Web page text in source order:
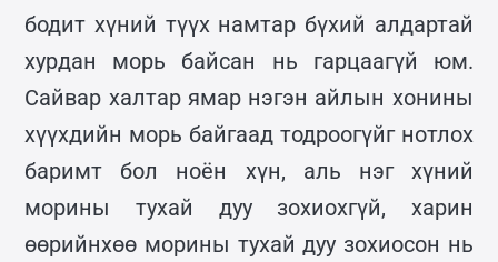
бодит хүний түүх намтар бүхий алдартай
хурдан морь байсан нь гарцаагүй юм.
Сайвар халтар ямар нэгэн айлын хонины
хүүхдийн морь байгаад тодроогүйг нотлох
баримт бол ноён хүн, аль нэг хүний
морины тухай дуу зохиохгүй, харин
өөрийнхөө морины тухай дуу зохиосон нь